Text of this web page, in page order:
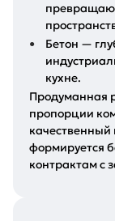
Бетон —
кухне.
Продуманная
пропорции
формируется
контрактам с